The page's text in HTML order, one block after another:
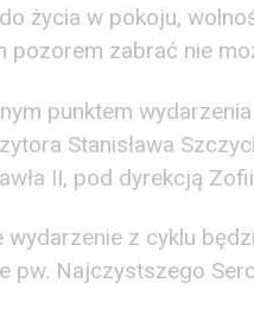
życia w pokoju,
pozorem zabrać nie
punktem
Stanisława
II, pod dyrekcją
wydarzenie z cyklu
pw. Najczystszego